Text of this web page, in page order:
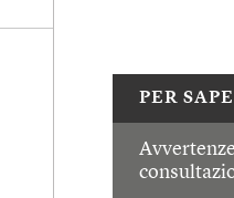
PER